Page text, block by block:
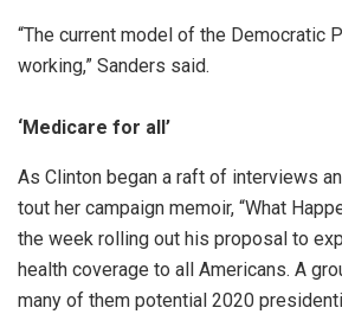
“The current model of the Democratic
working,” Sanders said.
‘Medicare for all’
As Clinton began a raft of interviews
tout her campaign memoir, “What
the week rolling out his proposal to
health coverage to all Americans. A
many of them potential 2020